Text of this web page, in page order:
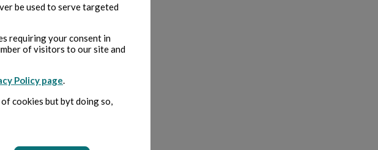
be used to serve targeted
requiring your consent in
of visitors to our site and
Policy page.
cookies but byt doing so,